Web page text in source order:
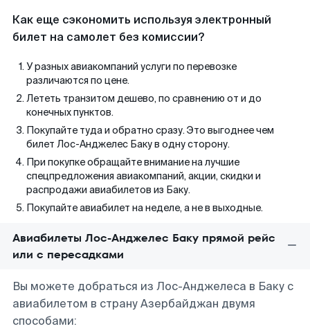
Как еще сэкономить используя электронный
билет на самолет без комиссии?
У разных авиакомпаний услуги по перевозке
различаются по цене.
Лететь транзитом дешево, по сравнению от и до
конечных пунктов.
Покупайте туда и обратно сразу. Это выгоднее чем
билет Лос-Анджелес Баку в одну сторону.
При покупке обращайте внимание на лучшие
спецпредложения авиакомпаний, акции, скидки и
распродажи авиабилетов из Баку.
Покупайте авиабилет на неделе, а не в выходные.
Авиабилеты Лос-Анджелес Баку прямой рейс
или с пересадками
Вы можете добраться из Лос-Анджелеса в Баку с
авиабилетом в страну Азербайджан двумя
способами: